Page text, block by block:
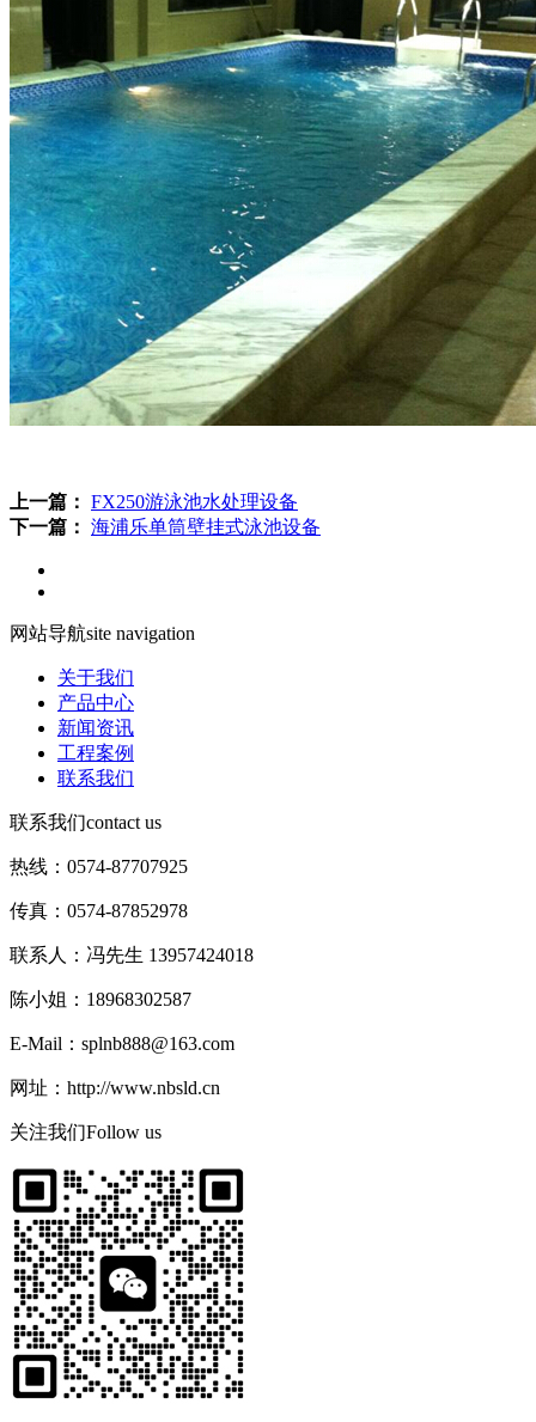
上一篇： FX250游泳池水处理设备
下一篇： 海浦乐单筒壁挂式泳池设备
网站导航site navigation
关于我们
产品中心
新闻资讯
工程案例
联系我们
联系我们contact us
热线：0574-87707925
传真：0574-87852978
联系人：冯先生 13957424018
陈小姐：18968302587
E-Mail：splnb888@163.com
网址：http://www.nbsld.cn
关注我们Follow us